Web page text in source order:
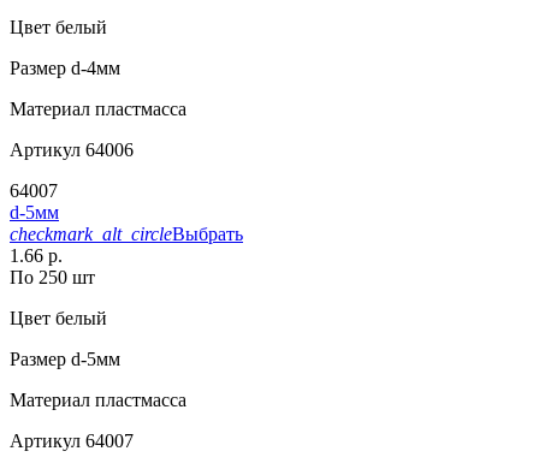
Цвет белый
Размер d-4мм
Материал пластмасса
Артикул 64006
64007
d-5мм
checkmark_alt_circleВыбрать
1.66 р.
По 250 шт
Цвет белый
Размер d-5мм
Материал пластмасса
Артикул 64007